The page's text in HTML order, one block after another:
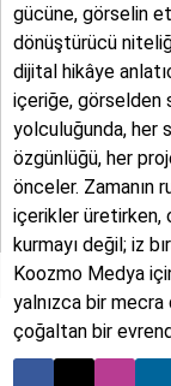
gücüne, görselin
dönüştürücü
dijital hikâye
içeriğe, görselden
yolculuğunda, her
özgünlüğü, her
önceler. Zamanın
içerikler üretirken,
kurmayı değil; iz
Koozmo Medya
yalnızca bir mecra
çoğaltan bir